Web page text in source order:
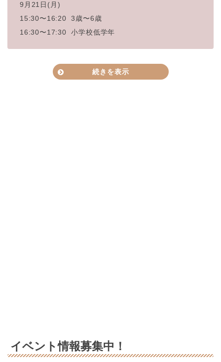
9月21日(月)
15:30〜16:20 3歳〜6歳
16:30〜17:30 小学校低学年
続きを表示
イベント情報募集中！